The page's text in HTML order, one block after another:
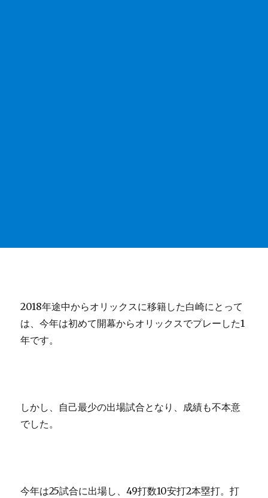
2018年途中からオリックスに移籍した白崎にとって
は、今年は初めて開幕からオリックスでプレーした1
年です。
しかし、自己最少の出場試合となり、成績も不本意
でした。
今年は25試合に出場し、49打数10安打2本塁打。打